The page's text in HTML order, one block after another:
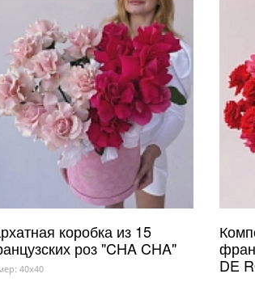
коробка из 15
роз "CHA CHA"
40x40
DE